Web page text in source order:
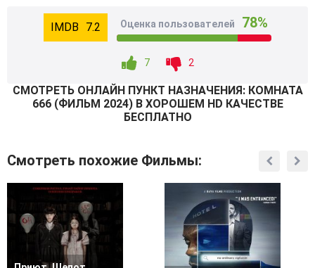
7.2 Оценка пользователей 78%
7 2
СМОТРEТЬ ОНЛАЙН ПУНКТ НАЗНАЧЕНИЯ: КОМНАТА
666 (ФИЛЬМ 2024) В ХОРОШЕМ HD КАЧЕСТВЕ
БЕСПЛАТНО
Смотреть похожие Фильмы: